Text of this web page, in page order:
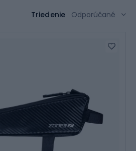
Triedenie Odporúčané